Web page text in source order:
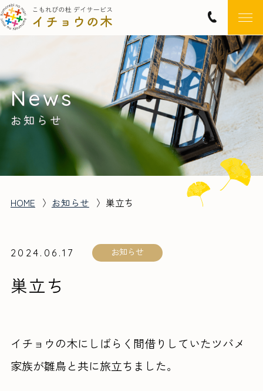
News
お知らせ
HOME 〉 お知らせ 〉 巣立ち
2024.06.17 お知らせ
巣立ち
イチョウの木にしばらく間借りしていたツバメ
家族が雛鳥と共に旅立ちました。